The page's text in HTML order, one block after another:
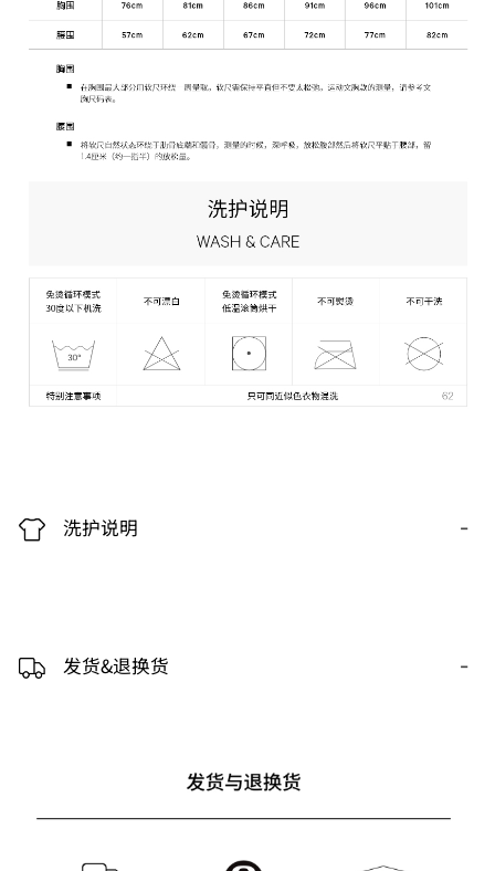
洗护说明 -
发货&退换货 -